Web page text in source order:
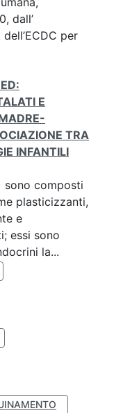
dall’
per
E
TRA
INFANTILI
sono composti
plasticizzanti,
e
essi sono
la...